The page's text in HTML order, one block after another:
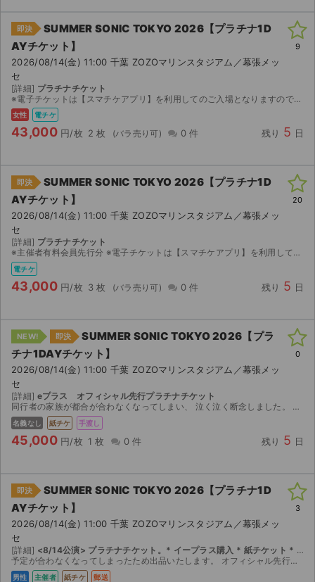
即決
SUMMER SONIC TOKYO 2026【プラチナ1D
AYチケット】
2026/08/14(金) 11:00 千葉 ZOZOマリンスタジアム／幕張メッ
セ
[詳細] プラチナチケット
※電子チケットは【スマチケアプリ】を利用してのご入場となりますので、アプリのダウンロードをお願い致します。 ダウンロード期間になりましたら、取引連絡へスマチケ受取用ＵＲＬのご連絡をさせていただ...
女性 電チケ
43,000 円/枚 2 枚 0 件 残り 5 日
9
即決
SUMMER SONIC TOKYO 2026【プラチナ1D
AYチケット】
2026/08/14(金) 11:00 千葉 ZOZOマリンスタジアム／幕張メッ
セ
[詳細] プラチナチケット
※主催者有料会員先行分 ※電子チケットは【スマチケアプリ】を利用してのご入場となりますので、アプリのダウンロードをお願い致します。 ダウンロード期間になりましたら、取引連絡へスマチケ受取用Ｕ...
電チケ
43,000 円/枚 3 枚 0 件 残り 5 日
20
NEW! 即決
SUMMER SONIC TOKYO 2026【プラ
チナ1DAYチケット】
2026/08/14(金) 11:00 千葉 ZOZOマリンスタジアム／幕張メッ
セ
[詳細] eプラス オフィシャル先行プラチナチケット
同行者の家族が都合が合わなくなってしまい、 泣く泣く断念しました。 コンビニ発券開始日時が、各公演3日前14:00〜となりましたので、8/11の14時からコンビニで発券し、11.12.13で事...
名義なし 紙チケ 手渡し
45,000 円/枚 1 枚 0 件 残り 5 日
0
即決
SUMMER SONIC TOKYO 2026【プラチナ1D
AYチケット】
2026/08/14(金) 11:00 千葉 ZOZOマリンスタジアム／幕張メッ
セ
[詳細] <8/14公演> プラチナチケット。* イープラス購入 * 紙チケット * 公演3日前発券 * 発券後24時間以内発送予定 * 追跡可能な発送
予定が合わなくなってしまったため出品いたします。 オフィシャル先行販売で入手したチケットです。 【お渡し方法】 紙チケットを8/11に入手しますので、それから即日郵送にてお送りいたしま...
男性 主催者 紙チケ 郵送
3